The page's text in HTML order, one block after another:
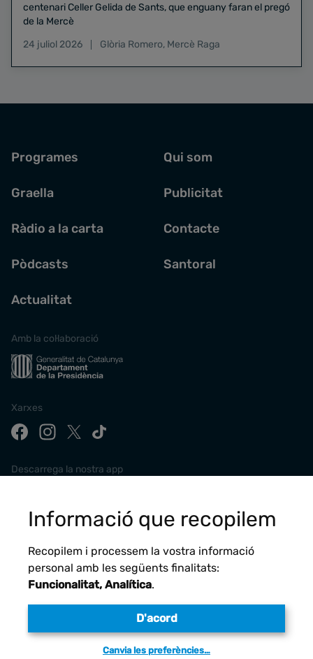
centenari Celler Gelida de Sants, que enguany faran el pregó
de la Mercè
24 juliol 2026
Glòria Romero, Mercè Raga
Programes
Graella
Ràdio a la carta
Pòdcasts
Actualitat
Qui som
Publicitat
Contacte
Santoral
Amb la col·laboració
Xarxes
Descarrega la nostra app
Avís legal
Informació que recopilem
Recopilem i processem la vostra informació
personal amb les següents finalitats:
Funcionalitat, Analítica.
D'acord
Canvia les preferències…